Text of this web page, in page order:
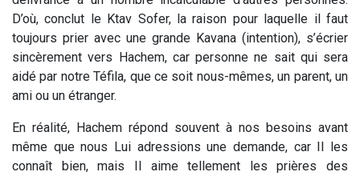
D’où, conclut le Ktav Sofer, la raison pour laquelle il faut
toujours prier avec une grande Kavana (intention), s’écrier
sincèrement vers Hachem, car personne ne sait qui sera
aidé par notre Téfila, que ce soit nous-mêmes, un parent, un
ami ou un étranger.
En réalité, Hachem répond souvent à nos besoins avant
même que nous Lui adressions une demande, car Il les
connaît bien, mais Il aime tellement les prières des